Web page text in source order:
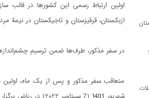
اولین ارتباط رسمی این کشورها در قالب
ازبکستان، قرقیزستان و تاجیکستان در نیمۀ مرداد ماه 1401 (اوت 2022)
در سفر مذکور، طرف‌ها ضمن ترسیم